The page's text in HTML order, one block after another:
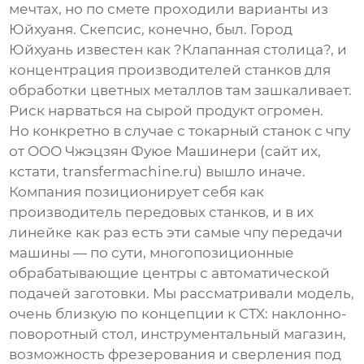
мечтах, но по смете проходили варианты из
Юйхуаня. Скепсис, конечно, был. Город
Юйхуань известен как ?Клапанная столица?, и
концентрация производителей станков для
обработки цветных металлов там зашкаливает.
Риск нарваться на сырой продукт огромен.
Но конкретно в случае стокарный станок с чпу
от ООО Чжэцзян Фуюе Машинери (сайт их,
кстати,transfermachine.ru) вышло иначе.
Компания позиционирует себя как
производитель передовых станков, и в их
линейке как раз есть эти самыечпу передачи
машины — по сути, многопозиционные
обрабатывающие центры с автоматической
подачей заготовки. Мы рассматривали модель,
очень близкую по концепции к CTX: наклонно-
поворотный стол, инструментальный магазин,
возможность фрезерования и сверления под